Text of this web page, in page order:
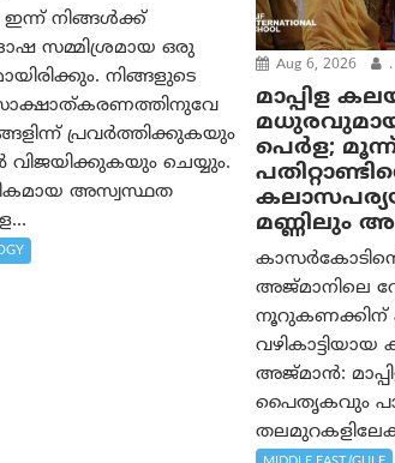
ഇന്ന് നിങ്ങൾക്ക്
സമ്മിശ്രമായ ഒരു
നിങ്ങളുടെ
പ്രവർത്തിക്കുകയും
ചെയ്യും.
അസ്വസ്ഥത
Aug 6, 2026 .
മാപ്പിള
പെർള;
മണ്ണിലും
അജ്മാനിലെ
നൂറുകണക്കിന്
അജ്മാൻ:
പൈതൃകവും